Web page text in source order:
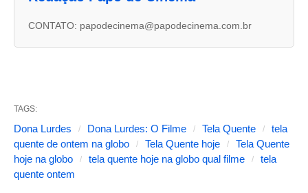
a
s
s
e
CONTATO: papodecinema@papodecinema.com.br
TAGS:
Dona Lurdes Dona Lurdes: O Filme Tela Quente
tela
quente de ontem na globo
Tela Quente hoje
Tela Quente
hoje na globo
tela quente hoje na globo qual filme
tela
quente ontem